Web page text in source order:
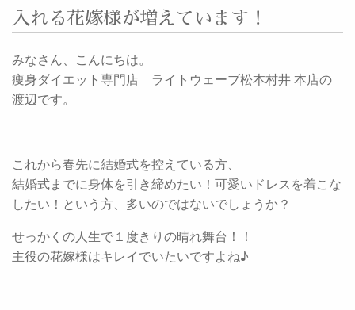
入れる花嫁様が増えています！
みなさん、こんにちは。
痩身ダイエット専門店 ライトウェーブ松本村井 本店の
渡辺です。
これから春先に結婚式を控えている方、
結婚式までに身体を引き締めたい！可愛いドレスを着こな
したい！という方、多いのではないでしょうか？
せっかくの人生で１度きりの晴れ舞台！！
主役の花嫁様はキレイでいたいですよね♪